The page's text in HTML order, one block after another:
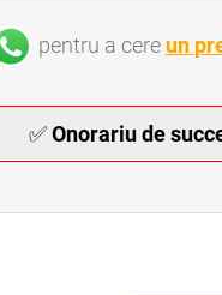
pentru a cere un
✅Onorariu de
Avocati Malpraxis Medical Sector 5 Bucuresti • Avocati Malpraxis Medical Sector 6 Bucuresti